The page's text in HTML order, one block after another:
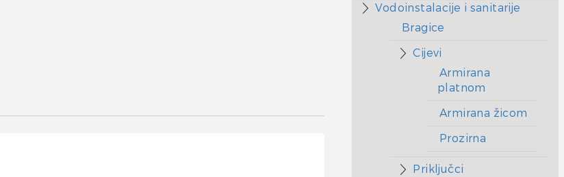
Vodoinstalacije i sanitarije
Bragice
Cijevi
Armirana
platnom
Armirana žicom
Prozirna
Priključci